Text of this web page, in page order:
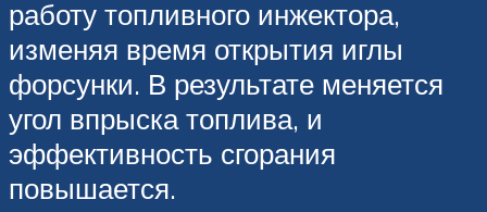
работу топливного инжектора,
изменяя время открытия иглы
форсунки. В результате меняется
угол впрыска топлива, и
эффективность сгорания
повышается.